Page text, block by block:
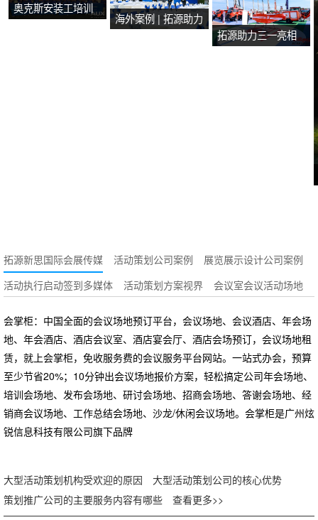
奥克斯安装工培训
海外案例 | 拓源助力
拓源助力三一亮相
拓源新思国际会展传媒 活动策划公司案例
展览展示设计公司案例
活动执行启动签到多媒体
活动策划方案视界 会议室会议活动场地
会掌柜：中国全面的会议场地预订平台，会议场地、会议酒店、年会场
地、年会酒店、酒店会议室、酒店宴会厅、酒店会场预订，会议场地租
赁，就上会掌柜，免收服务费的会议服务平台网站。一站式办会，预算
至少节省20%；10分钟出会议场地报价方案，轻松搞定公司年会场地、
培训会场地、发布会场地、研讨会场地、招商会场地、答谢会场地、经
销商会议场地、工作总结会场地、沙龙/休闲会议场地。会掌柜是广州炫
锐信息科技有限公司旗下品牌
大型活动策划机构受欢迎的原因
大型活动策划公司的核心优势
策划推广公司的主要服务内容有哪些
查看更多>>